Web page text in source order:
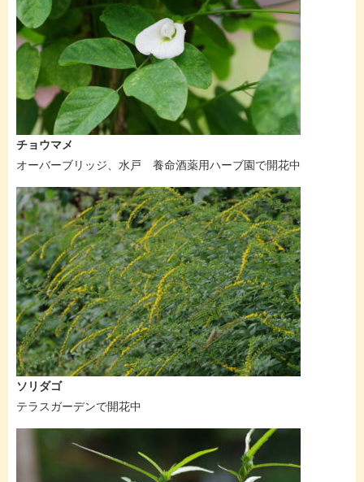
チョウマメ
オーバーブリッジ、水戸 養命酒薬用ハーブ園で開花中
ソリダゴ
テラスガーデンで開花中